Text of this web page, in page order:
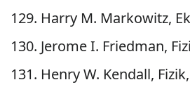
Harry M. Markowitz,
Jerome I. Friedman,
Henry W. Kendall,